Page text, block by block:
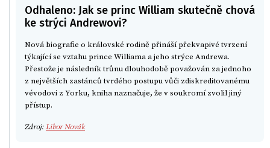
Odhaleno: Jak se princ William skutečně chová
ke strýci Andrewovi?
Nová biografie o královské rodině přináší překvapivé tvrzení
týkající se vztahu prince Williama a jeho strýce Andrewa.
Přestože je následník trůnu dlouhodobě považován za jednoho
z největších zastánců tvrdého postupu vůči zdiskreditovanému
vévodovi z Yorku, kniha naznačuje, že v soukromí zvolil jiný
přístup.
Zdroj:Libor Novák